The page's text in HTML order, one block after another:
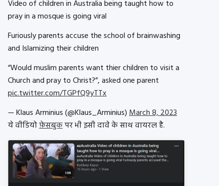
Video of children in Australia being taught how to
pray in a mosque is going viral
Furiously parents accuse the school of brainwashing
and Islamizing their children
“Would muslim parents want thier children to visit a
Church and pray to Christ?”, asked one parent
pic.twitter.com/TGPfQ9yTTx
— Klaus Arminius (@Klaus_Arminius)March 8, 2023
ये वीडियोफ़ेसबुकपर भी इसी दावे के साथ वायरल है.